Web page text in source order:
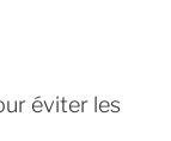
éviter les